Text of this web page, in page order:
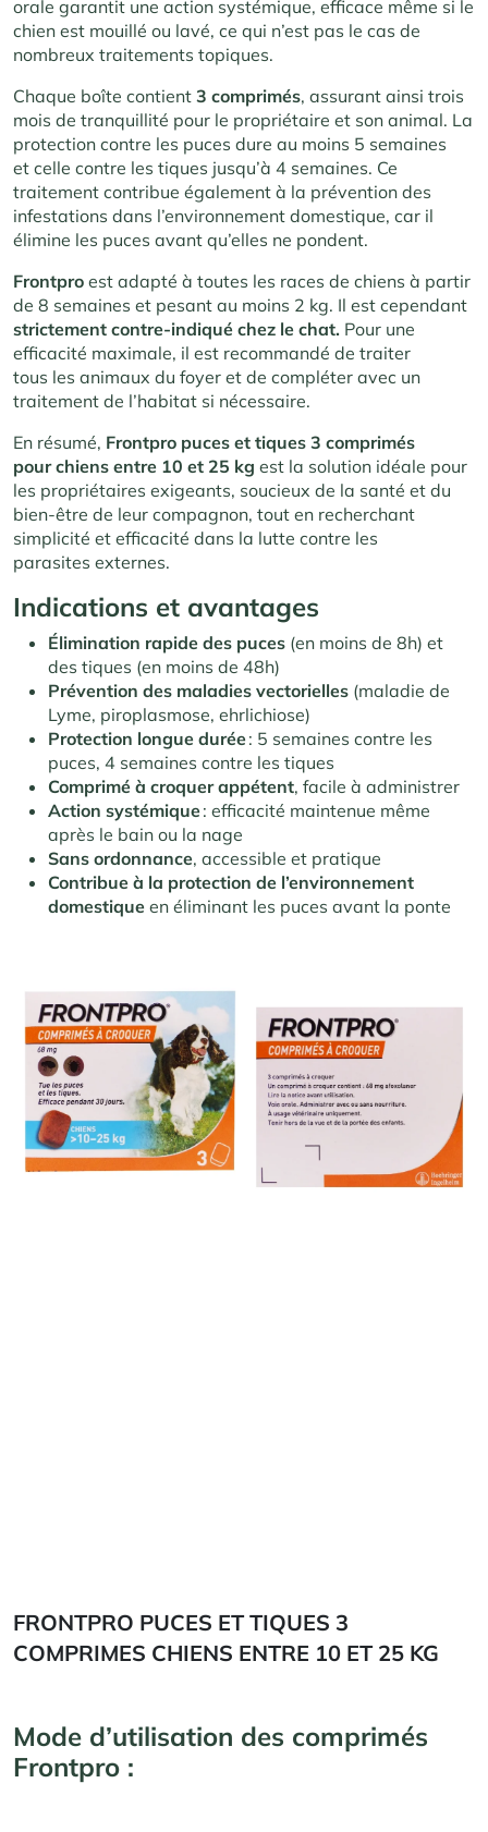
orale garantit une action systémique, efficace même si le
chien est mouillé ou lavé, ce qui n’est pas le cas de
nombreux traitements topiques.
Chaque boîte contient 3 comprimés, assurant ainsi trois
mois de tranquillité pour le propriétaire et son animal. La
protection contre les puces dure au moins 5 semaines
et celle contre les tiques jusqu’à 4 semaines. Ce
traitement contribue également à la prévention des
infestations dans l’environnement domestique, car il
élimine les puces avant qu’elles ne pondent.
Frontpro est adapté à toutes les races de chiens à partir
de 8 semaines et pesant au moins 2 kg. Il est cependant
strictement contre-indiqué chez le chat. Pour une
efficacité maximale, il est recommandé de traiter
tous les animaux du foyer et de compléter avec un
traitement de l’habitat si nécessaire.
En résumé, Frontpro puces et tiques 3 comprimés
pour chiens entre 10 et 25 kg est la solution idéale pour
les propriétaires exigeants, soucieux de la santé et du
bien-être de leur compagnon, tout en recherchant
simplicité et efficacité dans la lutte contre les
parasites externes.
Indications et avantages
Élimination rapide des puces (en moins de 8h) et
des tiques (en moins de 48h)
Prévention des maladies vectorielles (maladie de
Lyme, piroplasmose, ehrlichiose)
Protection longue durée: 5 semaines contre les
puces, 4 semaines contre les tiques
Comprimé à croquer appétent, facile à administrer
Action systémique: efficacité maintenue même
après le bain ou la nage
Sans ordonnance, accessible et pratique
Contribue à la protection de l’environnement
domestique en éliminant les puces avant la ponte
FRONTPRO PUCES ET TIQUES 3
COMPRIMES CHIENS ENTRE 10 ET 25 KG
Mode d’utilisation des comprimés
Frontpro :